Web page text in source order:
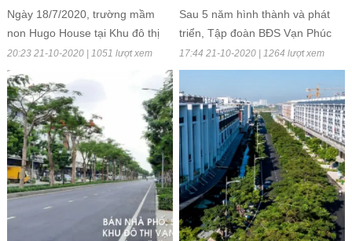
Ngày 18/7/2020, trường mầm
non Hugo House tại Khu đô thị
Vạn Phúc đã tổ chức Ngày hội
Hugo và các bạn. Đây là sự kiện
mở màn cho chuỗi ngày hội liên
tục diễn ra tại trường chào đón
ba mẹ và các bé tới tham quan,
trải nghiệm và hoàn tất thủ tục
đăng ký cho các bé theo học.
20:23 21-10-2020 | 1051 lượt xem
Sau 5 năm hình thành và phát
triển, Tập đoàn BĐS Vạn Phúc
đã đổ nguồn lực đầu tư hơn
10.000 tỉ đồng, chuyển mình
phát triển thần tốc, đưa KĐT Vạn
Phúc trở thành đại đô thị ven
sông đáng sống tại TP.HCM.
17:44 21-10-2020 | 1264 lượt xem